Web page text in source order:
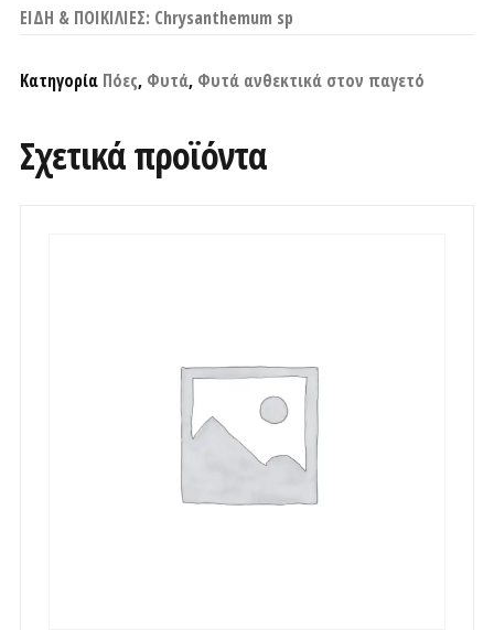
ΕΙΔΗ & ΠΟΙΚΙΛΙΕΣ: Chrysanthemum sp
Κατηγορία Πόες, Φυτά, Φυτά ανθεκτικά στον παγετό
Σχετικά προϊόντα